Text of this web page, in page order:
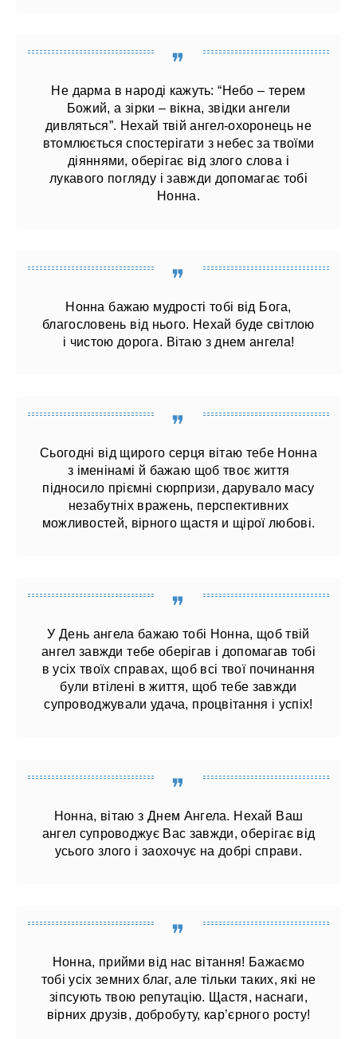
Не дарма в народі кажуть: “Небо – терем
Божий, а зірки – вікна, звідки ангели
дивляться”. Нехай твій ангел-охоронець не
втомлюється спостерігати з небес за твоїми
діяннями, оберігає від злого слова і
лукавого погляду і завжди допомагає тобі
Нонна.
Нонна бажаю мудрості тобі від Бога,
благословень від нього. Нехай буде світлою
і чистою дорога. Вітаю з днем ​​ангела!
Сьогодні від щирого серця вітаю тебе Нонна
з іменінамі й бажаю щоб твоє життя
підносило пріємні сюрпризи, дарувало масу
незабутніх вражень, перспективних
можливостей, вірного щастя и щірої любові.
У День ангела бажаю тобі Нонна, щоб твій
ангел завжди тебе оберігав і допомагав тобі
в усіх твоїх справах, щоб всі твої починання
були втілені в життя, щоб тебе завжди
супроводжували удача, процвітання і успіх!
Нонна, вітаю з Днем Ангела. Нехай Ваш
ангел супроводжує Вас завжди, оберігає від
усього злого і заохочує на добрі справи.
Нонна, прийми від нас вітання! Бажаємо
тобі усіх земних благ, але тільки таких, які не
зіпсують твою репутацію. Щастя, наснаги,
вірних друзів, добробуту, кар’єрного росту!